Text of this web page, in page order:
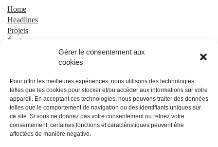
Gérer le consentement aux
cookies
Pour offrir les meilleures expériences, nous utilisons des technologies
telles que les cookies pour stocker et/ou accéder aux informations sur votre
appareil. En acceptant ces technologies, nous pouvons traiter des données
telles que le comportement de navigation ou des identifiants uniques sur
ce site. Si vous ne donnez pas votre consentement ou retirez votre
consentement, certaines fonctions et caractéristiques peuvent être
affectées de manière négative.
Home
Headlines
Projets
Équipe
SPYKE Campus